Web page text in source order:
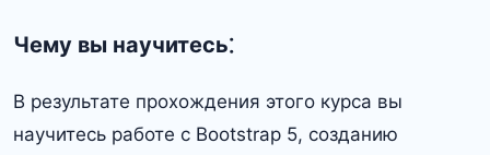
Чему вы научитесь⁚
В результате прохождения этого курса вы
научитесь работе с Bootstrap 5, созданию